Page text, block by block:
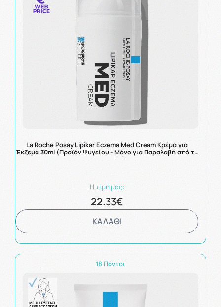
La Roche Posay Lipikar Eczema Med Cream Κρέμα για
Έκζεμα 30ml (Προϊόν Ψυγείου - Μόνο για Παραλαβή από το
Φαρμακείο)
Η τιμή μας:
22.33€
ΚΑΛΑΘΙ
18 Πόντοι